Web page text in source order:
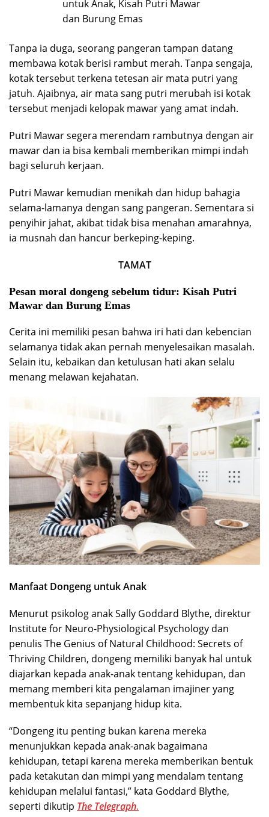
Tanpa ia duga, seorang pangeran tampan datang
membawa kotak berisi rambut merah. Tanpa sengaja,
kotak tersebut terkena tetesan air mata putri yang
jatuh. Ajaibnya, air mata sang putri merubah isi kotak
tersebut menjadi kelopak mawar yang amat indah.
Putri Mawar segera merendam rambutnya dengan air
mawar dan ia bisa kembali memberikan mimpi indah
bagi seluruh kerjaan.
Putri Mawar kemudian menikah dan hidup bahagia
selama-lamanya dengan sang pangeran. Sementara si
penyihir jahat, akibat tidak bisa menahan amarahnya,
ia musnah dan hancur berkeping-keping.
TAMAT
Pesan moral dongeng sebelum tidur: Kisah Putri
Mawar dan Burung Emas
Cerita ini memiliki pesan bahwa iri hati dan kebencian
selamanya tidak akan pernah menyelesaikan masalah.
Selain itu, kebaikan dan ketulusan hati akan selalu
menang melawan kejahatan.
Manfaat Dongeng untuk Anak
Menurut psikolog anak Sally Goddard Blythe, direktur
Institute for Neuro-Physiological Psychology dan
penulis The Genius of Natural Childhood: Secrets of
Thriving Children, dongeng memiliki banyak hal untuk
diajarkan kepada anak-anak tentang kehidupan, dan
memang memberi kita pengalaman imajiner yang
membentuk kita sepanjang hidup kita.
“Dongeng itu penting bukan karena mereka
menunjukkan kepada anak-anak bagaimana
kehidupan, tetapi karena mereka memberikan bentuk
pada ketakutan dan mimpi yang mendalam tentang
kehidupan melalui fantasi,” kata Goddard Blythe,
seperti dikutip The Telegraph.